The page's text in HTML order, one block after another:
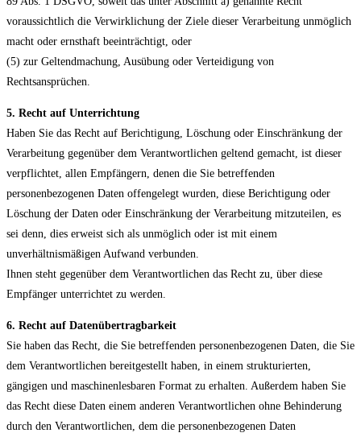
voraussichtlich die Verwirklichung der Ziele dieser Verarbeitung unmöglich
macht oder ernsthaft beeinträchtigt, oder
(5) zur Geltendmachung, Ausübung oder Verteidigung von
Rechtsansprüchen.
5. Recht auf Unterrichtung
Haben Sie das Recht auf Berichtigung, Löschung oder Einschränkung der
Verarbeitung gegenüber dem Verantwortlichen geltend gemacht, ist dieser
verpflichtet, allen Empfängern, denen die Sie betreffenden
personenbezogenen Daten offengelegt wurden, diese Berichtigung oder
Löschung der Daten oder Einschränkung der Verarbeitung mitzuteilen, es
sei denn, dies erweist sich als unmöglich oder ist mit einem
unverhältnismäßigen Aufwand verbunden.
Ihnen steht gegenüber dem Verantwortlichen das Recht zu, über diese
Empfänger unterrichtet zu werden.
6. Recht auf Datenübertragbarkeit
Sie haben das Recht, die Sie betreffenden personenbezogenen Daten, die Sie
dem Verantwortlichen bereitgestellt haben, in einem strukturierten,
gängigen und maschinenlesbaren Format zu erhalten. Außerdem haben Sie
das Recht diese Daten einem anderen Verantwortlichen ohne Behinderung
durch den Verantwortlichen, dem die personenbezogenen Daten